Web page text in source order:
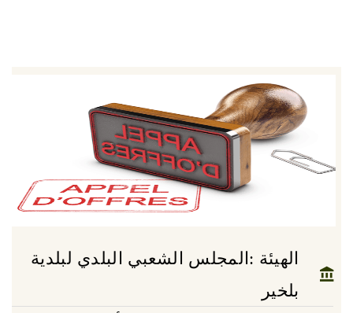
الهيئة :المجلس الشعبي البلدي لبلدية
بلخير